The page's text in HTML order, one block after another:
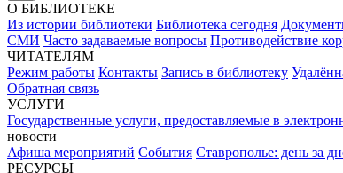
О БИБЛИОТЕКЕ
Из истории библиотеки Библиотека сегодня
СМИ Часто задаваемые вопросы Противодействие
ЧИТАТЕЛЯМ
Режим работы Контакты Запись в библиотеку
Обратная связь
УСЛУГИ
Государственные услуги, предоставляемые в
новости
Афиша мероприятий События Ставрополье: день за
РЕСУРСЫ